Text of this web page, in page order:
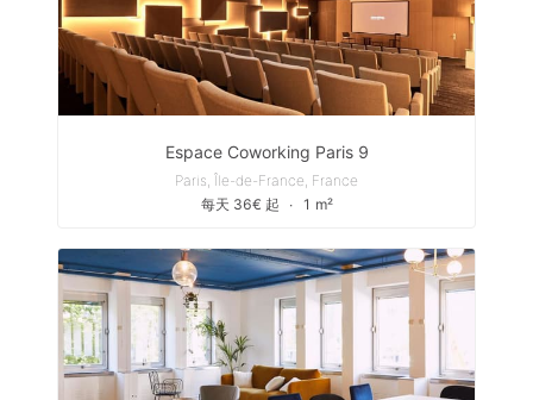
Espace Coworking Paris 9
Paris, Île-de-France, France
每天 36€ 起
∙ 1 m²